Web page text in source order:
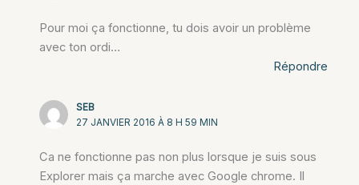
Pour moi ça fonctionne, tu dois avoir un problème
avec ton ordi…
Répondre
SEB
27 JANVIER 2016 À 8 H 59 MIN
Ca ne fonctionne pas non plus lorsque je suis sous
Explorer mais ça marche avec Google chrome. Il